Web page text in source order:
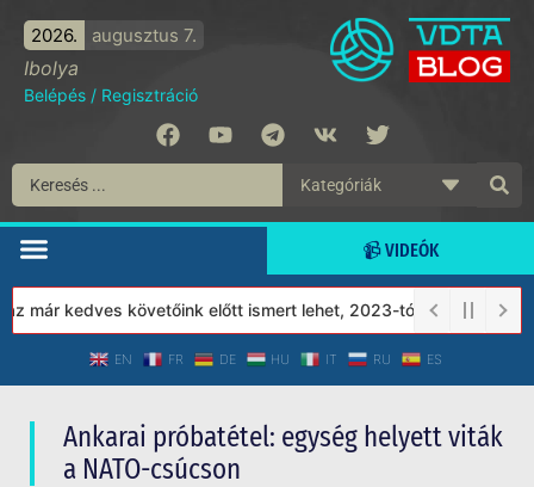
2026. augusztus 7.
Ibolya
Belépés / Regisztráció
📹 VIDEÓK
kedves követőink előtt ismert lehet, 2023-tól a Védett
EN FR DE HU IT RU ES
Ankarai próbatétel: egység helyett viták
a NATO-csúcson